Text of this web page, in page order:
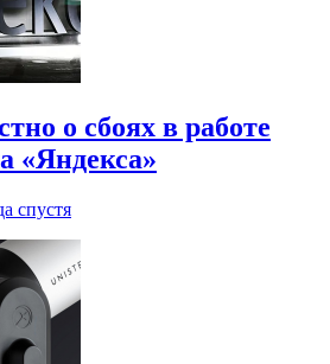
о сбоях в работе
«Яндекса»
спустя